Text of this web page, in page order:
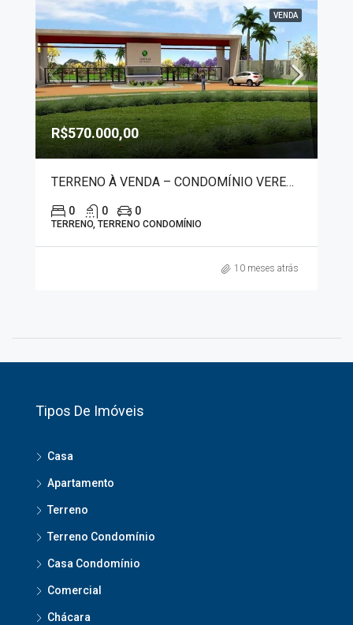
VENDA
R$570.000,00
TERRENO À VENDA – CONDOMÍNIO VEREDAS DI FRANCA 20078
0 0 0
TERRENO, TERRENO CONDOMÍNIO
10 meses atrás
Tipos De Imóveis
Casa
Apartamento
Terreno
Terreno Condomínio
Casa Condomínio
Comercial
Chácara